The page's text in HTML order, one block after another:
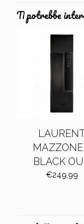
Ti potrebbe
BLACK
€249,99